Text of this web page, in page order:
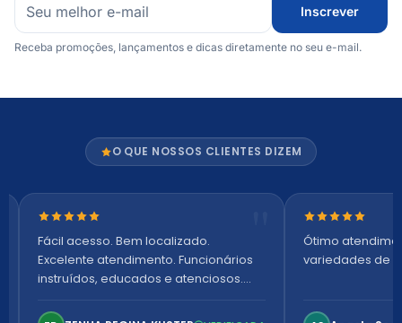
Inscrever
Receba promoções, lançamentos e dicas diretamente no seu e-mail.
O QUE NOSSOS CLIENTES DIZEM
Nota 5 de 5 estrelas
Fácil acesso. Bem localizado.
Excelente atendimento. Funcionários
instruídos, educados e atenciosos.
confortável. Perfeito!
Nota 5 de 5
Ótimo
variedades de